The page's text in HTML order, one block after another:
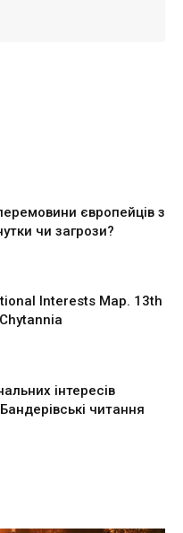
європейців з
чи загрози?
Interests Map. 13th
інтересів
Бандерівські читання